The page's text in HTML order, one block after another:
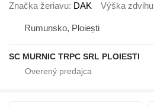
Značka žeriavu DAK Výška zdvihu
Rumunsko, Ploiești
SC MURNIC TRPC SRL PLOIESTI